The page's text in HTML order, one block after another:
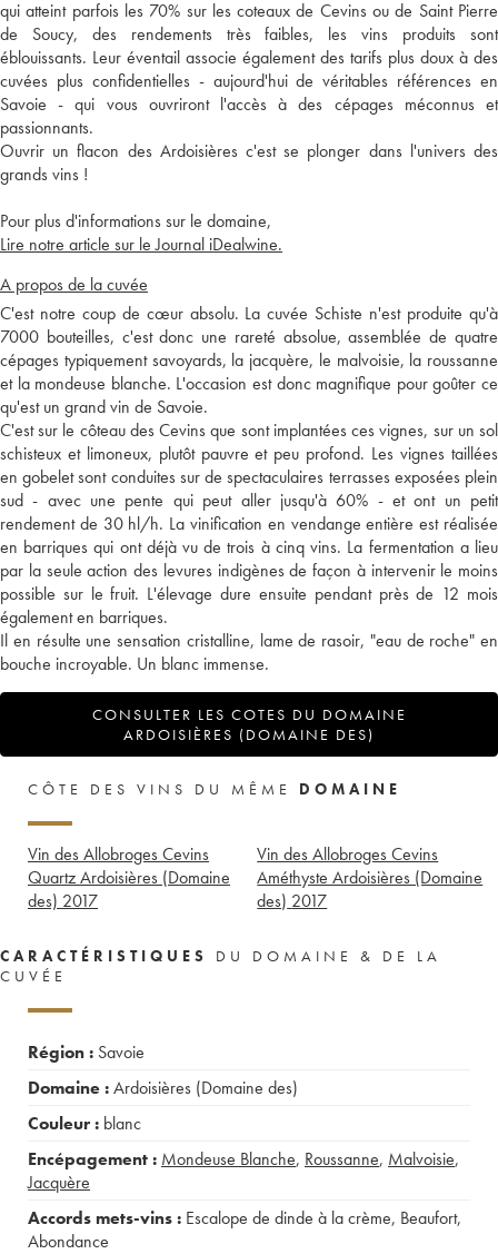
qui atteint parfois les 70% sur les coteaux de Cevins ou de Saint Pierre
de Soucy, des rendements très faibles, les vins produits sont
éblouissants. Leur éventail associe également des tarifs plus doux à des
cuvées plus confidentielles - aujourd'hui de véritables références en
Savoie - qui vous ouvriront l'accès à des cépages méconnus et
passionnants.
Ouvrir un flacon des Ardoisières c'est se plonger dans l'univers des
grands vins !
Pour plus d'informations sur le domaine,
Lire notre article sur le Journal iDealwine.
A propos de la cuvée
C'est notre coup de cœur absolu. La cuvée Schiste n'est produite qu'à
7000 bouteilles, c'est donc une rareté absolue, assemblée de quatre
cépages typiquement savoyards, la jacquère, le malvoisie, la roussanne
et la mondeuse blanche. L'occasion est donc magnifique pour goûter ce
qu'est un grand vin de Savoie.
C'est sur le côteau des Cevins que sont implantées ces vignes, sur un sol
schisteux et limoneux, plutôt pauvre et peu profond. Les vignes taillées
en gobelet sont conduites sur de spectaculaires terrasses exposées plein
sud - avec une pente qui peut aller jusqu'à 60% - et ont un petit
rendement de 30 hl/h. La vinification en vendange entière est réalisée
en barriques qui ont déjà vu de trois à cinq vins. La fermentation a lieu
par la seule action des levures indigènes de façon à intervenir le moins
possible sur le fruit. L'élevage dure ensuite pendant près de 12 mois
également en barriques.
Il en résulte une sensation cristalline, lame de rasoir, "eau de roche" en
bouche incroyable. Un blanc immense.
CONSULTER LES COTES DU DOMAINE
ARDOISIÈRES (DOMAINE DES)
CÔTE DES VINS DU MÊME DOMAINE
Vin des Allobroges Cevins
Quartz Ardoisières (Domaine
des) 2017
Vin des Allobroges Cevins
Améthyste Ardoisières (Domaine
des) 2017
CARACTÉRISTIQUES
DU DOMAINE & DE LA
CUVÉE
Région : Savoie
Domaine :Ardoisières (Domaine des)
Couleur : blanc
Encépagement : Mondeuse Blanche, Roussanne, Malvoisie,
Jacquère
Accords mets-vins : Escalope de dinde à la crème, Beaufort,
Abondance